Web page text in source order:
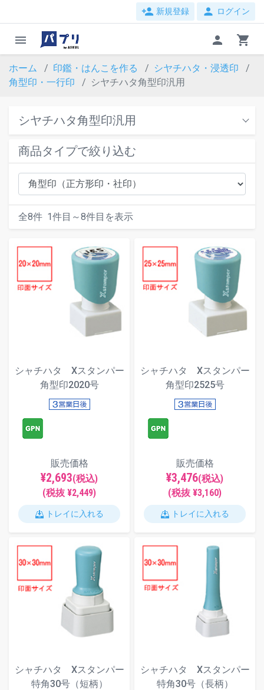
person_add 新規登録 person ログイン
menu person shopping_cart
ホーム 印鑑・はんこを作る
シヤチハタ・浸透印
角型印・一行印
シヤチハタ角型印汎用
シヤチハタ角型印汎用
商品タイプで絞り込む
全8件 1件目～8件目を表示
シャチハタ Xスタンパー
角型印2020号
販売価格
¥2,693(税込)
(税抜 ¥2,449)
トレイに入れる
シャチハタ Xスタンパー
角型印2525号
販売価格
¥3,476(税込)
(税抜 ¥3,160)
トレイに入れる
シャチハタ Xスタンパー
特角30号（短柄）
シャチハタ Xスタンパー
特角30号（長柄）